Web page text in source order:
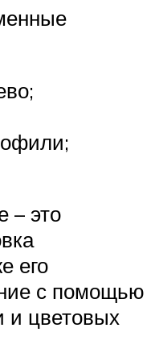
– это
его
с помощью
и цветовых